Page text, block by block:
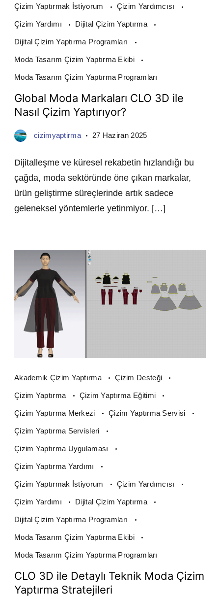
Çizim Yaptırmak İstiyorum Çizim Yardımcısı
Çizim Yardımı Dijital Çizim Yaptırma
Dijital Çizim Yaptırma Programları
Moda Tasarım Çizim Yaptırma Ekibi
Moda Tasarım Çizim Yaptırma Programları
Global Moda Markaları CLO 3D ile
Nasıl Çizim Yaptırıyor?
cizimyaptirma 27 Haziran 2025
Dijitalleşme ve küresel rekabetin hızlandığı bu
çağda, moda sektöründe öne çıkan markalar,
ürün geliştirme süreçlerinde artık sadece
geleneksel yöntemlerle yetinmiyor. […]
Akademik Çizim Yaptırma Çizim Desteği
Çizim Yaptırma Çizim Yaptırma Eğitimi
Çizim Yaptırma Merkezi Çizim Yaptırma Servisi
Çizim Yaptırma Servisleri
Çizim Yaptırma Uygulaması
Çizim Yaptırma Yardımı
Çizim Yaptırmak İstiyorum Çizim Yardımcısı
Çizim Yardımı Dijital Çizim Yaptırma
Dijital Çizim Yaptırma Programları
Moda Tasarım Çizim Yaptırma Ekibi
Moda Tasarım Çizim Yaptırma Programları
CLO 3D ile Detaylı Teknik Moda Çizim
Yaptırma Stratejileri